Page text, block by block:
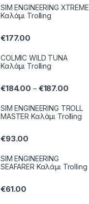
SIM ENGINEERING XTREME
Καλάμι Trolling
€177.00
COLMIC WILD TUNA
Καλάμι Trolling
€184.00 – €187.00
SIM ENGINEERING TROLL
MASTER Καλάμι Trolling
€93.00
SIM ENGINEERING
SEAFARER Καλάμι Trolling
€61.00